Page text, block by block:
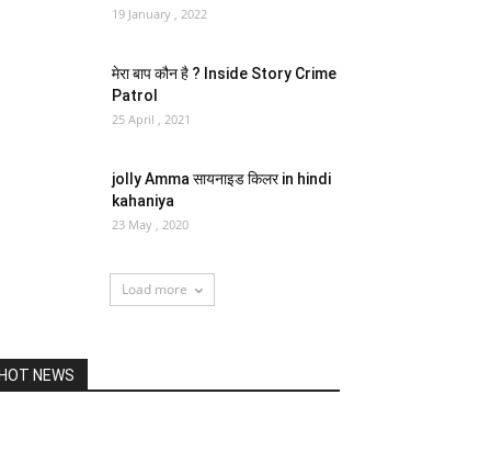
19 January , 2022
मेरा बाप कौन है ? Inside Story Crime
Patrol
25 April , 2021
jolly Amma सायनाइड किलर in hindi
kahaniya
23 May , 2020
Load more
HOT NEWS